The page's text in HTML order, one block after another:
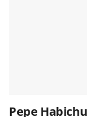
Pepe